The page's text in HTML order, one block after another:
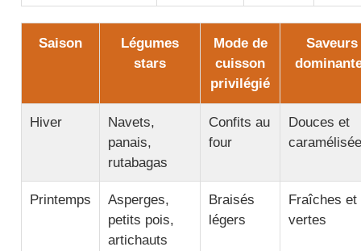
Saison
Légumes
stars
Mode de
cuisson
privilégié
Saveurs
Hiver
Navets,
panais,
rutabagas
Confits au
four
Douces et
Printemps
Asperges,
petits pois,
artichauts
Braisés
légers
Fraîches et
vertes